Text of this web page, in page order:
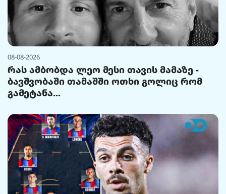
08-08-2026
რას ამბობდა ლეო მესი თავის მამაზე -
ბავშვობაში თამაშში ოთხი გოლიც რომ
გამეტანა...